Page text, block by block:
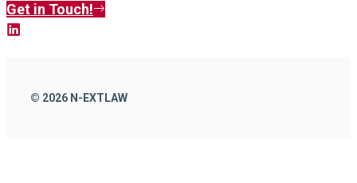
Get in Touch!
© 2026 N-EXTLAW